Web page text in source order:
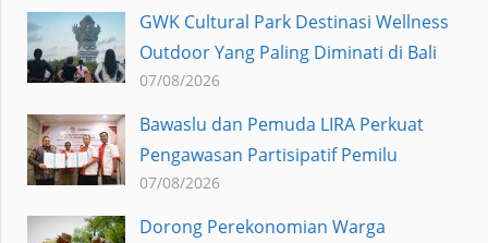
GWK Cultural Park Destinasi Wellness
Outdoor Yang Paling Diminati di Bali
07/08/2026
Bawaslu dan Pemuda LIRA Perkuat
Pengawasan Partisipatif Pemilu
07/08/2026
Dorong Perekonomian Warga